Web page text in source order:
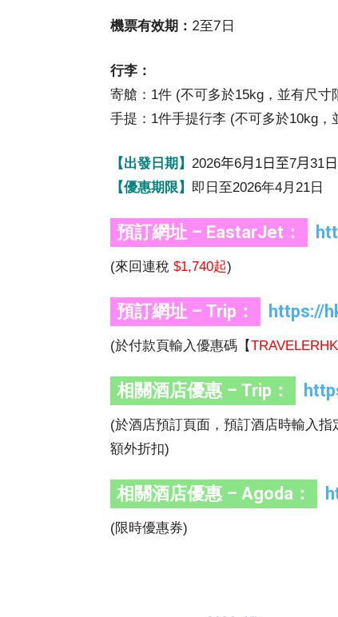
機票有效期： 2至7日
行李：
寄艙：1件 (不可多於15kg，並有尺寸
手提：1件手提行李 (不可多於10kg
【出發日期】 2026年6月1日至7月31日
【優惠期限】 即日至2026年4月21日
預訂網址 – EastarJet：
(來回連稅 $1,740起)
預訂網址 – Trip： https://
(於付款頁輸入優惠碼【
相關酒店優惠 – Trip：
(於酒店預訂頁面，預訂酒店時輸入指
額外折扣)
相關酒店優惠 – Agoda：
(限時優惠券)